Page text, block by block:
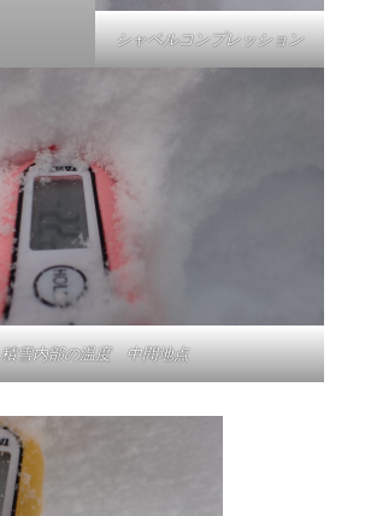
シャベルコンプレッション
積雪内部の温度 中間地点